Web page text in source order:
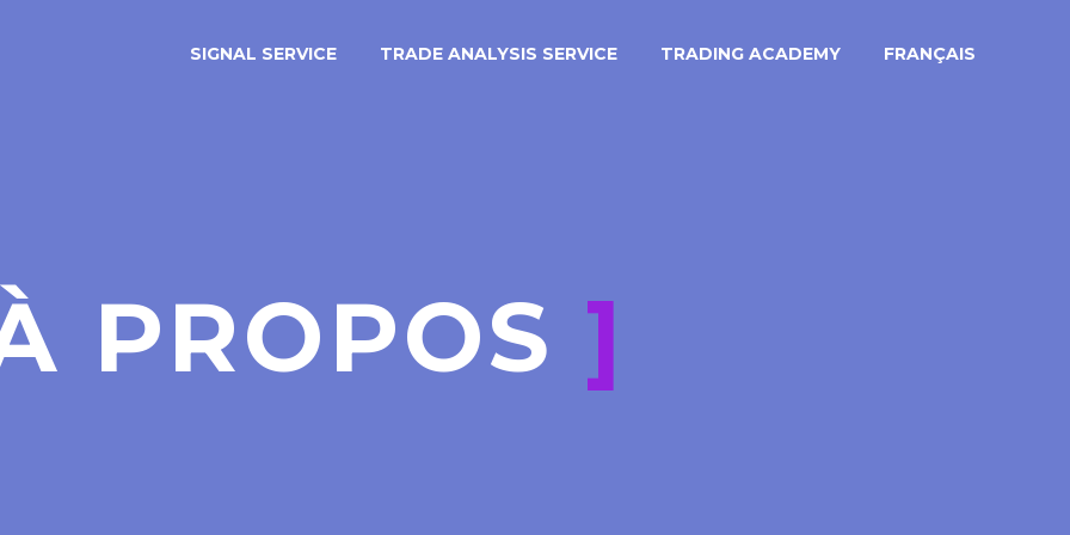
SIGNAL SERVICE TRADE ANALYSIS SERVICE TRADING ACADEMY FRANÇAIS
PROPOS ]